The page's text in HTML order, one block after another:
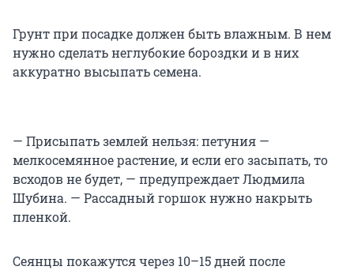
Грунт при посадке должен быть влажным. В нем
нужно сделать неглубокие бороздки и в них
аккуратно высыпать семена.
— Присыпать землей нельзя: петуния —
мелкосемянное растение, и если его засыпать, то
всходов не будет, — предупреждает Людмила
Шубина. — Рассадный горшок нужно накрыть
пленкой.
Сеянцы покажутся через 10–15 дней после